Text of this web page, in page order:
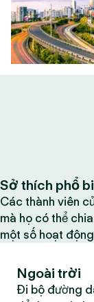
Sở thích phổ
Các thành viên
mà họ có thể
một số hoạt
Ngoài trời
Đi bộ đường